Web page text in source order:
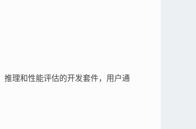
推理和性能评估的开发套件，用户通